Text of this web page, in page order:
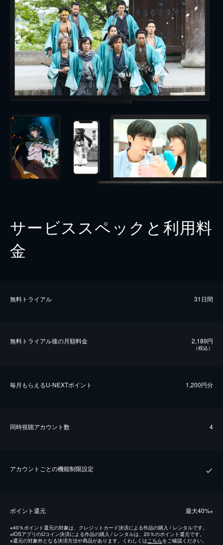
サービススペックと利用料
金
無料トライアル 31日間
無料トライアル後の⽉額料金 2,189円
（税込）
毎⽉もらえるU-NEXTポイント 1,200円分
同時視聴アカウント数 4
アカウントごとの機能制限設定
ポイント還元 最⼤40%※
※40％ポイント還元の対象は、クレジットカード決済による作品の購入 / レンタルです。
※iOSアプリのUコイン決済による作品の購入 / レンタルは、20％のポイント還元です。
※還元の対象外となる決済方法や商品があります。くわしくはこちらをご確認ください。